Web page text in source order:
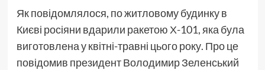
Як повідомлялося, по житловому будинку в
Києві росіяни вдарили ракетою Х-101, яка була
виготовлена у квітні-травні цього року. Про це
повідомив президент Володимир Зеленський